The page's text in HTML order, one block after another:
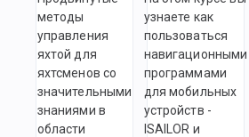
методы
управления
яхтой для
яхтсменов со
значительными
знаниями в
области
узнаете как
пользоваться
навигационными
программами
для мобильных
устройств -
ISAILOR и